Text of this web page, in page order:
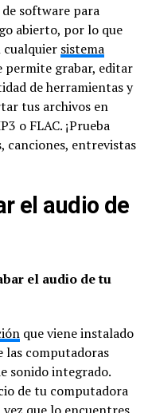
software para
abierto, por lo que
cualquier sistema
permite grabar, editar
de herramientas y
tus archivos en
o FLAC. ¡Prueba
canciones, entrevistas
el audio de
el audio de tu
que viene instalado
las computadoras
sonido integrado.
de tu computadora